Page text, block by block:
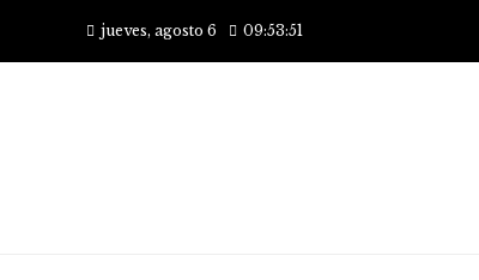
jueves, agosto 6 09:53:52